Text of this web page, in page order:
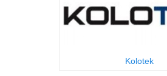
Kolotek